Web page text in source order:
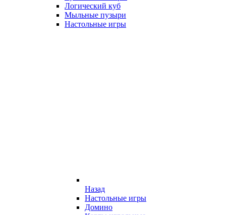
Логический куб
Мыльные пузыри
Настольные игры
Назад
Настольные игры
Домино